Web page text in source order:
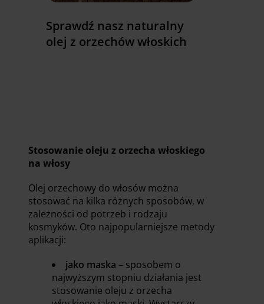
Sprawdź nasz naturalny
olej z orzechów włoskich
Stosowanie oleju z orzecha włoskiego
na włosy
Olej orzechowy do włosów można
stosować na kilka różnych sposobów, w
zależności od potrzeb i rodzaju
kosmyków. Oto najpopularniejsze metody
aplikacji:
jako maska – sposobem o
najwyższym stopniu działania jest
stosowanie oleju z orzecha